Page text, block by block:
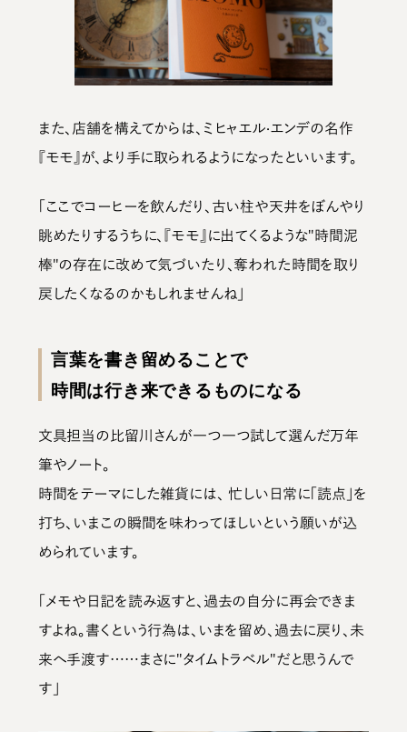
また、店舗を構えてからは、ミヒャエル·エンデの名作
『モモ』が、より手に取られるようになったといいます。
「ここでコーヒーを飲んだり、古い柱や天井をぼんやり
眺めたりするうちに、『モモ』に出てくるような"時間泥
棒"の存在に改めて気づいたり、奪われた時間を取り
戻したくなるのかもしれませんね」
言葉を書き留めることで
時間は行き来できるものになる
文具担当の比留川さんが一つ一つ試して選んだ万年
筆やノート。
時間をテーマにした雑貨には、 忙しい日常に「読点」を
打ち、いまこの瞬間を味わってほしいという願いが込
められています。
「メモや日記を読み返すと、過去の自分に再会できま
すよね。書くという行為は、いまを留め、過去に戻り、未
来へ手渡す……まさに"タイムトラベル"だと思うんで
す」